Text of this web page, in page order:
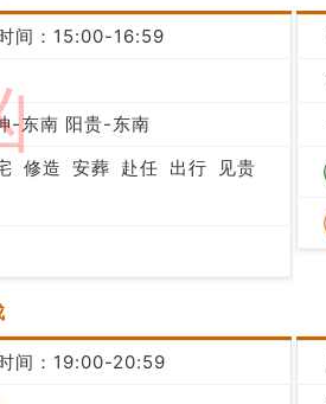
间：15:00-16:59
-东南 阳贵-东南
修造 安葬 赴任 出行
见贵
间：19:00-20:59